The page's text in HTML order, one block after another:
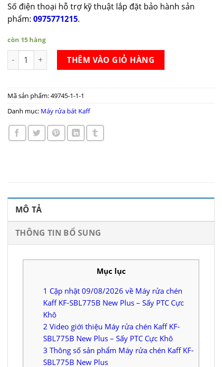
Số điện thoại hỗ trợ kỹ thuật lắp đặt bảo hành sản
phẩm: 0975771215.
còn 15 hàng
Máy rửa chén Kaff KF-SBL775B New Plus – Sấy PTC Cực Khô
THÊM VÀO GIỎ HÀNG
Mã sản phẩm:49745-1-1-1
Danh mục: Máy rửa bát Kaff
MÔ TẢ
THÔNG TIN BỔ SUNG
Mục lục
1 Cập nhật 09/08/2026 về Máy rửa chén
Kaff KF-SBL775B New Plus – Sấy PTC Cực
Khô
2 Video giới thiệu Máy rửa chén Kaff KF-
SBL775B New Plus – Sấy PTC Cực Khô
3 Thông số sản phẩm Máy rửa chén Kaff KF-
SBL775B New Plus